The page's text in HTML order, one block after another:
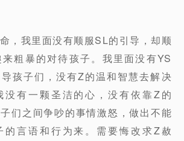
，我里面没有顺服SL的引导，却顺
粗暴的对待孩子。我里面没有YS
孩子们，没有Z的温和智慧去解决
没有一颗圣洁的心，没有依靠Z的
们之间争吵的事情激怒，做出不能
的言语和行为来。需要悔改求Z赦